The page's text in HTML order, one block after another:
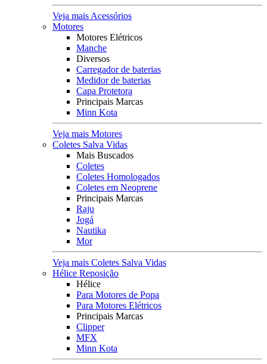
Veja mais Acessórios
Motores
Motores Elétricos
Manche
Diversos
Carregador de baterias
Medidor de baterias
Capa Protetora
Principais Marcas
Minn Kota
Veja mais Motores
Coletes Salva Vidas
Mais Buscados
Coletes
Coletes Homologados
Coletes em Neoprene
Principais Marcas
Raju
Jogá
Nautika
Mor
Veja mais Coletes Salva Vidas
Hélice Reposição
Hélice
Para Motores de Popa
Para Motores Elétricos
Principais Marcas
Clipper
MFX
Minn Kota